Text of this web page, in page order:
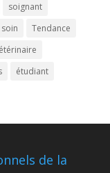
soignant
Tendance
étudiant
de la